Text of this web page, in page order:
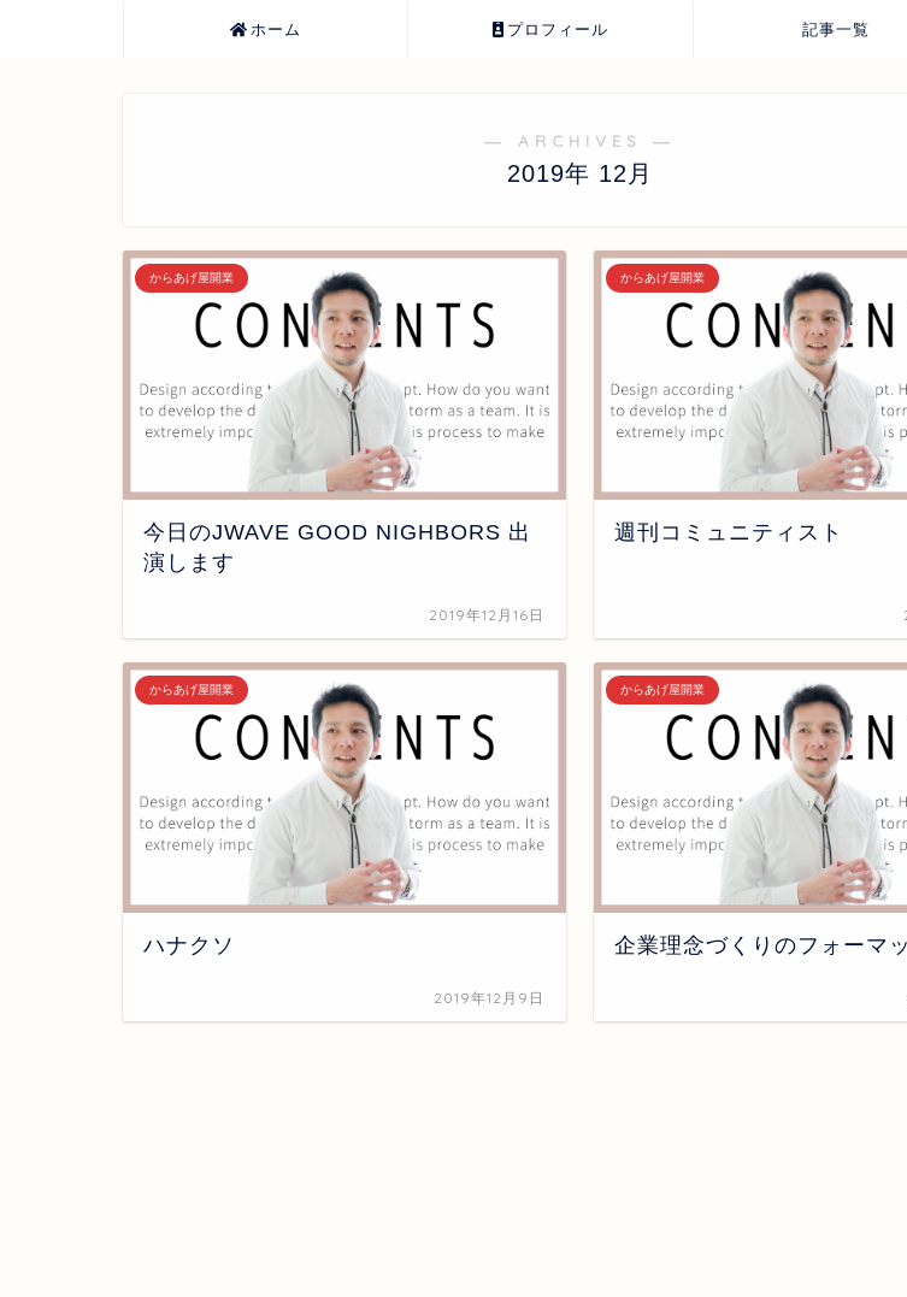
ホーム プロフィール 記事一覧
― ARCHIVES ―
2019年 12月
からあげ屋開業
今日のJWAVE GOOD NIGHBORS 出
演します
2019年12月16日
からあげ屋開業
週刊コミュニティスト
からあげ屋開業
ハナクソ
2019年12月9日
からあげ屋開業
企業理念づくりのフォーマ